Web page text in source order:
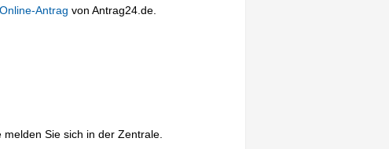
Online-Antrag von Antrag24.de.
Sie sich in der Zentrale.